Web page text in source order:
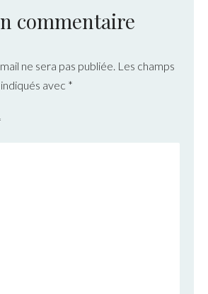
commentaire
ne sera pas publiée. Les champs
avec *